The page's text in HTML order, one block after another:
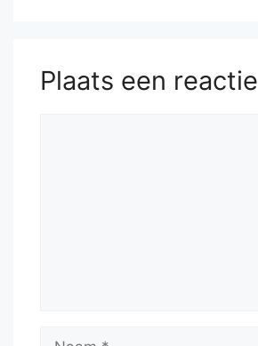
Plaats een reactie
Naam